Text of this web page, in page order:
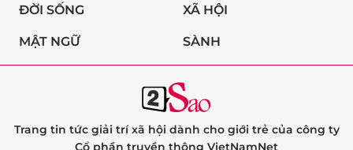
ĐỜI SỐNG XÃ HỘI
MẬT NGỮ SÀNH
Trang tin tức giải trí xã hội dành cho giới trẻ của công ty
Cổ phần truyền thông VietNamNet